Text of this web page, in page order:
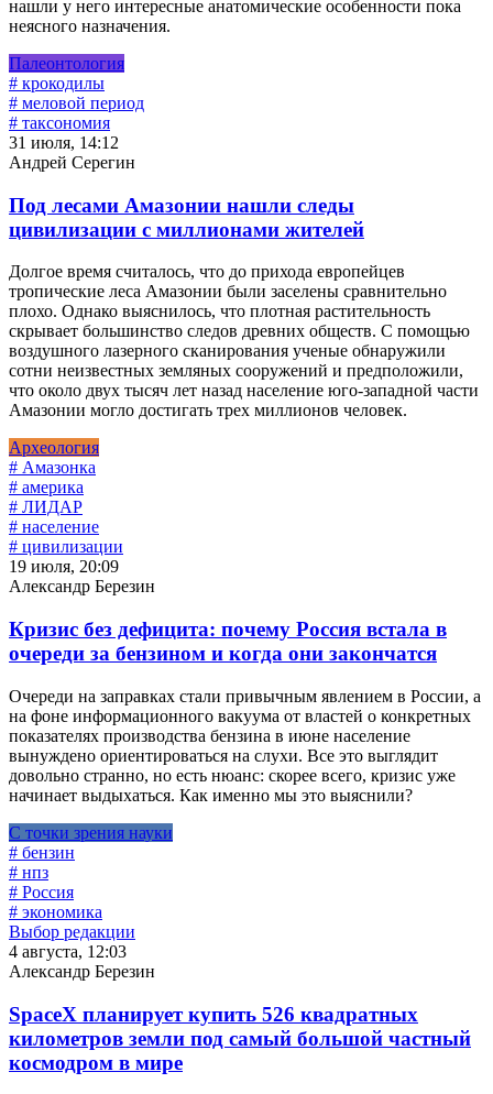
нашли у него интересные анатомические особенности пока
неясного назначения.
Палеонтология
# крокодилы
# меловой период
# таксономия
31 июля, 14:12
Андрей Серегин
Под лесами Амазонии нашли следы
цивилизации с миллионами жителей
Долгое время считалось, что до прихода европейцев
тропические леса Амазонии были заселены сравнительно
плохо. Однако выяснилось, что плотная растительность
скрывает большинство следов древних обществ. С помощью
воздушного лазерного сканирования ученые обнаружили
сотни неизвестных земляных сооружений и предположили,
что около двух тысяч лет назад население юго-западной части
Амазонии могло достигать трех миллионов человек.
Археология
# Амазонка
# америка
# ЛИДАР
# население
# цивилизации
19 июля, 20:09
Александр Березин
Кризис без дефицита: почему Россия встала в
очереди за бензином и когда они закончатся
Очереди на заправках стали привычным явлением в России, а
на фоне информационного вакуума от властей о конкретных
показателях производства бензина в июне население
вынуждено ориентироваться на слухи. Все это выглядит
довольно странно, но есть нюанс: скорее всего, кризис уже
начинает выдыхаться. Как именно мы это выяснили?
С точки зрения науки
# бензин
# нпз
# Россия
# экономика
Выбор редакции
4 августа, 12:03
Александр Березин
SpaceX планирует купить 526 квадратных
километров земли под самый большой частный
космодром в мире